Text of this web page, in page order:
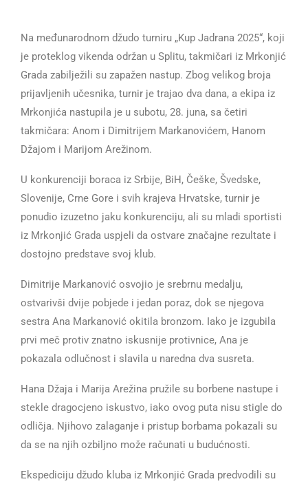
Na međunarodnom džudo turniru „Kup Jadrana 2025“, koji
je proteklog vikenda održan u Splitu, takmičari iz Mrkonjić
Grada zabilježili su zapažen nastup. Zbog velikog broja
prijavljenih učesnika, turnir je trajao dva dana, a ekipa iz
Mrkonjića nastupila je u subotu, 28. juna, sa četiri
takmičara: Anom i Dimitrijem Markanovićem, Hanom
Džajom i Marijom Arežinom.
U konkurenciji boraca iz Srbije, BiH, Češke, Švedske,
Slovenije, Crne Gore i svih krajeva Hrvatske, turnir je
ponudio izuzetno jaku konkurenciju, ali su mladi sportisti
iz Mrkonjić Grada uspjeli da ostvare značajne rezultate i
dostojno predstave svoj klub.
Dimitrije Markanović osvojio je srebrnu medalju,
ostvarivši dvije pobjede i jedan poraz, dok se njegova
sestra Ana Markanović okitila bronzom. Iako je izgubila
prvi meč protiv znatno iskusnije protivnice, Ana je
pokazala odlučnost i slavila u naredna dva susreta.
Hana Džaja i Marija Arežina pružile su borbene nastupe i
stekle dragocjeno iskustvo, iako ovog puta nisu stigle do
odličja. Njihovo zalaganje i pristup borbama pokazali su
da se na njih ozbiljno može računati u budućnosti.
Ekspediciju džudo kluba iz Mrkonjić Grada predvodili su